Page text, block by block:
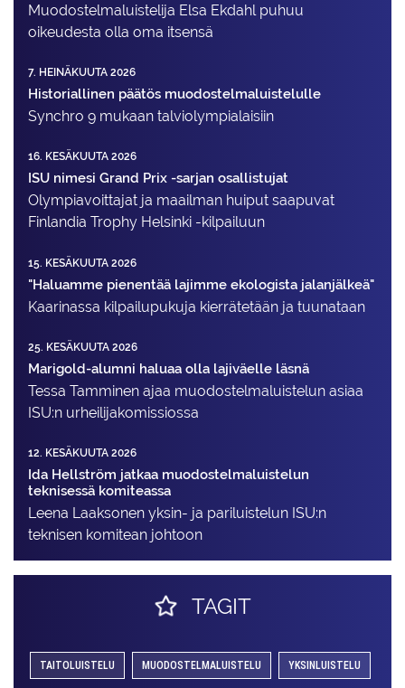
Muodostelma­luistelija Elsa Ekdahl puhuu
oikeudesta olla oma itsensä
7. HEINÄKUUTA 2026
Historiallinen päätös muodostelmaluistelulle
Synchro 9 mukaan talviolympialaisiin
16. KESÄKUUTA 2026
ISU nimesi Grand Prix -sarjan osallistujat
Olympiavoittajat ja maailman huiput saapuvat
Finlandia Trophy Helsinki -kilpailuun
15. KESÄKUUTA 2026
"Haluamme pienentää lajimme ekologista jalanjälkeä"
Kaarinassa kilpailupukuja kierrätetään ja tuunataan
25. KESÄKUUTA 2026
Marigold-alumni haluaa olla lajiväelle läsnä
Tessa Tamminen ajaa muodostelma­luistelun asiaa
ISU:n urheilija­komissiossa
12. KESÄKUUTA 2026
Ida Hellström jatkaa muodostelmaluistelun
teknisessä komiteassa
Leena Laaksonen yksin- ja pariluistelun ISU:n
teknisen komitean johtoon
TAGIT
TAITOLUISTELU MUODOSTELMALUISTELU YKSINLUISTELU